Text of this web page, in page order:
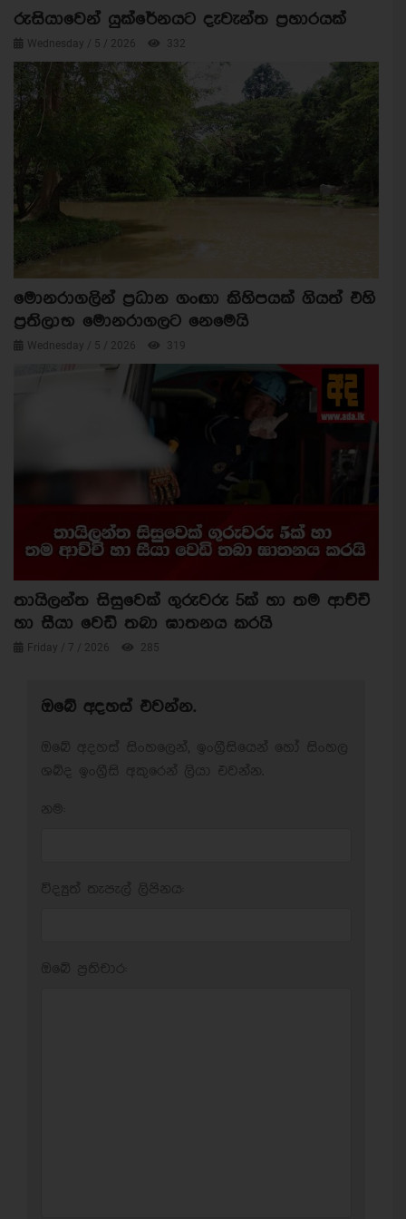
රුසියාවෙන් යුක්රේනයට දැවැන්ත ප්‍රහාරයක්
Wednesday / 5 / 2026 332
මොනරාගලින් ප්‍රධාන ගංඟා කිහිපයක් ගියත් එහි
ප්‍රතිලාභ මොනරාගලට නෙමෙයි
Wednesday / 5 / 2026 319
තායිලන්ත සිසුවෙක් ගුරුවරු 5ක් හා තම ආච්චි
හා සීයා වෙඩි තබා ඝාතනය කරයි
Friday / 7 / 2026 285
ඔබේ අදහස් එවන්න.